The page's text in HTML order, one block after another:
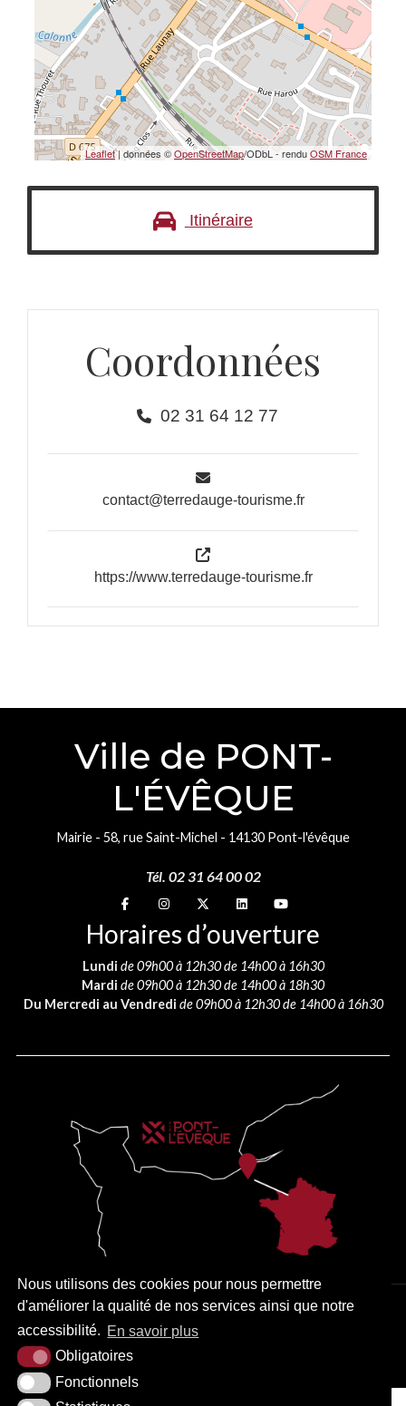
Nous utilisons des cookies pour nous permettre
d'améliorer la qualité de nos services ainsi que notre
accessibilité. En savoir plus
Obligatoires
Fonctionnels
Leaflet| données ©OpenStreetMap/ODbL - renduOSM France
Itinéraire
Coordonnées
02 31 64 12 77
contact@terredauge-tourisme.fr
https://www.terredauge-tourisme.fr
Ville de PONT-
L'ÉVÊQUE
Mairie - 58, rue Saint-Michel - 14130 Pont-l'évêque
Tél. 02 31 64 00 02
Suivez-nous sur
Suivez-nous sur
Suivez-nous sur
Suivez-nous sur
Suivez-nous sur
Horaires d’ouverture
Lundi de 09h00 à 12h30 de 14h00 à 16h30
Mardi de 09h00 à 12h30 de 14h00 à 18h30
Du Mercredi au Vendredi de 09h00 à 12h30 de 14h00 à 16h30
PLAN DU SITE MENTIONS LÉGALES ACCESSIBILITÉ